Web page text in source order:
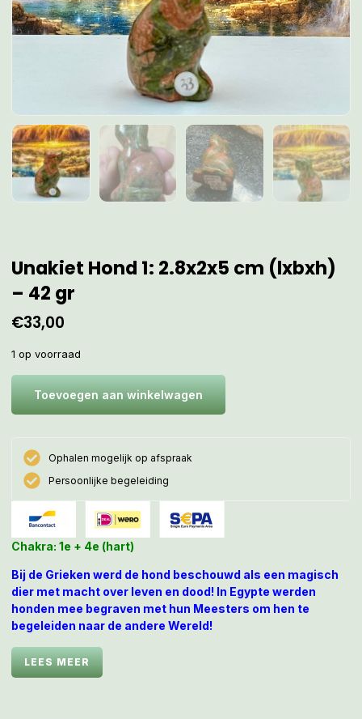
Unakiet Hond 1: 2.8x2x5 cm (lxbxh)
– 42 gr
€33,00
1 op voorraad
Toevoegen aan winkelwagen
Ophalen mogelijk op afspraak
Persoonlijke begeleiding
Chakra: 1e + 4e (hart)
Bij de Grieken werd de hond beschouwd als een magisch
dier met macht over leven en dood! In Egypte werden
honden mee begraven met hun Meesters om hen te
begeleiden naar de andere Wereld!
Deze unieke unakiet Hond heeft vele magische
verbindingen waaronder die met de Natuurwezens en
LEES MEER